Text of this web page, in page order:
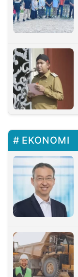
EKONOMI